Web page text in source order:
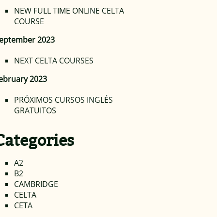
NEW FULL TIME ONLINE CELTA
COURSE
2023
NEXT CELTA COURSES
2023
PRÓXIMOS CURSOS INGLÉS
GRATUITOS
A2
B2
CAMBRIDGE
CELTA
CETA